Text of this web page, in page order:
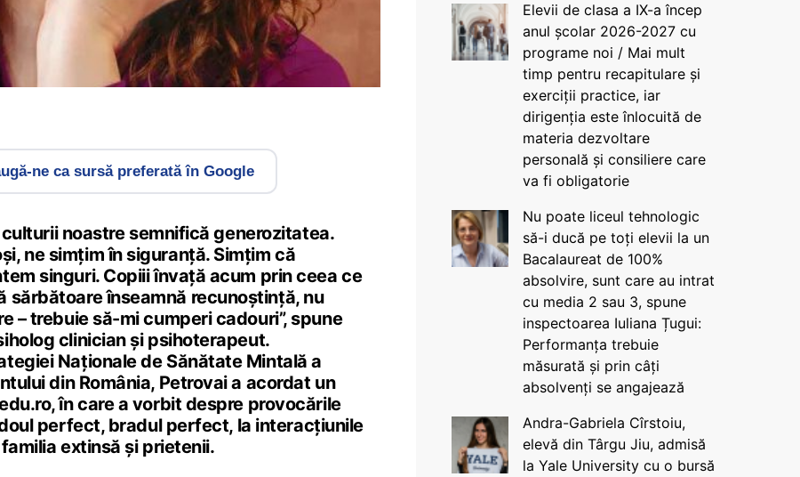
ne ca sursă preferată în Google
noastre semnifică generozitatea.
ne simțim în siguranță. Simțim că
singuri. Copiii învață acum prin ceea ce
sărbătoare înseamnă recunoștință, nu
– trebuie să-mi cumperi cadouri”, spune
clinician și psihoterapeut.
Naționale de Sănătate Mintală a
din România, Petrovai a acordat un
în care a vorbit despre provocările
perfect, bradul perfect, la interacțiunile
extinsă și prietenii.
Elevii de clasa a IX-a încep
anul școlar 2026-2027 cu
programe noi / Mai mult
timp pentru recapitulare și
exerciții practice, iar
dirigenția este înlocuită de
materia dezvoltare
personală și consiliere care
va fi obligatorie
Nu poate liceul tehnologic
să-i ducă pe toți elevii la un
Bacalaureat de 100%
absolvire, sunt care au intrat
cu media 2 sau 3, spune
inspectoarea Iuliana Țugui:
Performanța trebuie
măsurată și prin câți
absolvenți se angajează
Andra-Gabriela Cîrstoiu,
elevă din Târgu Jiu, admisă
la Yale University cu o bursă